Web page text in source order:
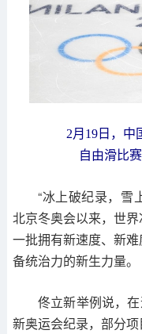
2月19日，中国
自由滑比
“冰上破纪录，雪
北京冬奥会以来，世
一批拥有新速度、新
备统治力的新生力量。
佟立新举例说，
新奥运会纪录，部分